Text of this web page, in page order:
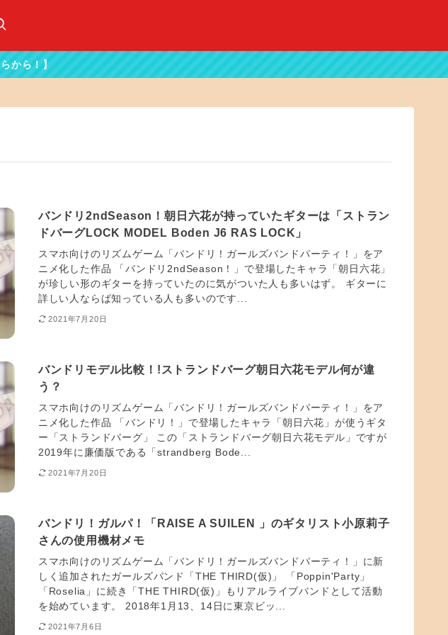
バンドリ2ndSeason！朝日六花が持っていたギターは「ストラン
ドバーグLOCK MODEL Boden J6 RAS LOCK」
スマホ向けのリズムゲーム「バンドリ！ガールズバンドパーティ！」をア
ニメ化した作品 「バンドリ2ndSeason！」で登場したキャラ「朝日六花」
が珍しい形のギターを持っていたのに気がついた人も多いはず。 ギターに
詳しい人ならば知っている人も多いのです...
2021年7月20日
バンドリモデル比較！!ストランドバーグ朝日六花モデル何が違
う？
スマホ向けのリズムゲーム「バンドリ！ガールズバンドパーティ！」をア
ニメ化した作品 「バンドリ！」で登場したキャラ「朝日六花」が使うギタ
ー「ストランドバーグ」 この「ストランドバーグ朝日六花モデル」ですが
2019年に廉価版である「strandberg Bode...
2021年7月20日
バンドリ！ガルパ！「RAISE A SUILEN 」のギタリスト小原莉子
さんの使用機材メモ
スマホ向けのリズムゲーム「バンドリ！ガールズバンドパーティ！」に新
しく追加されたガールズバンド「THE THIRD(仮)」 「Poppin'Party」
「Roselia」に続き「THE THIRD(仮)」もリアルライブバンドとして活動
を始めています。 2018年1月13、14日に東京ビッ...
2021年7月6日